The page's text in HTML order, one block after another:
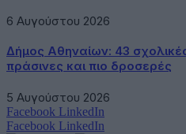
6 Αυγούστου 2026
Δήμος Αθηναίων: 43
πράσινες και πιο δροσερές
5 Αυγούστου 2026
Facebook LinkedIn
Facebook LinkedIn